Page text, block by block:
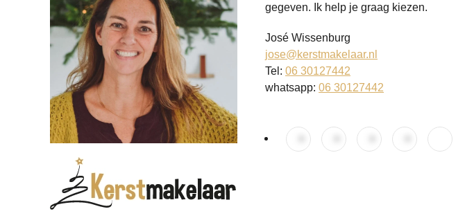
gegeven. Ik help je graag kiezen.
José Wissenburg
jose@kerstmakelaar.nl
Tel: 06 30127442
whatsapp: 06 30127442